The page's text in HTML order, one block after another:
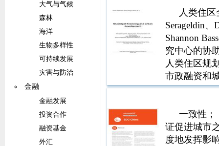
大气与气候
森林
海洋
生物多样性
可持续发展
灾害与防治
金融
金融发展
投资合作
融资基金
外汇
人类住
Serageldin、
Shannon
究中心的协
人类住区规
市政融资和
一致性；
证促进城市
度地发挥影